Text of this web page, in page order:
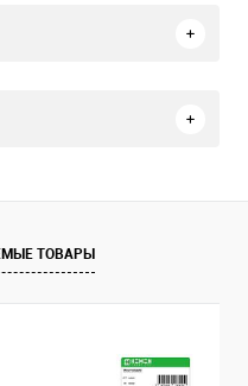
ТОВАРЫ